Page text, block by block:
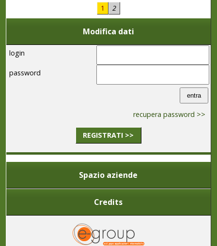
1 2
Modifica dati
login
password
recupera password >>
REGISTRATI >>
Spazio aziende
Credits